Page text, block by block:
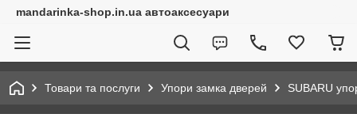
mandarinka-shop.in.ua автоаксесуари
Товари та послуги Упори замка дверей SUBARU